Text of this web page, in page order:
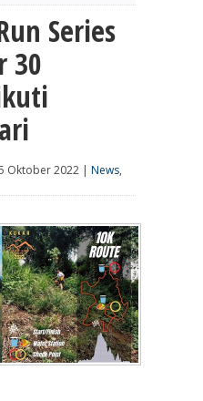
Series
30
Oktober 2022 | News,